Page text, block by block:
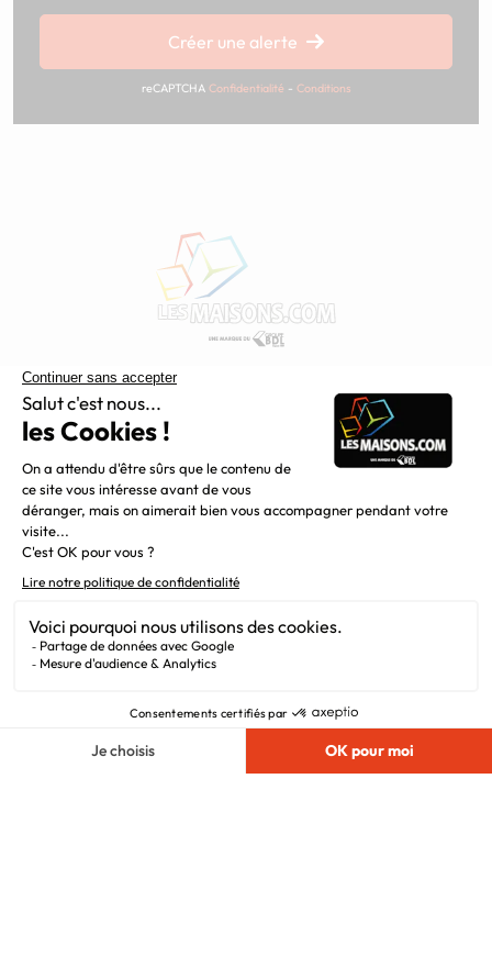
Créer une alerte
reCAPTCHA Confidentialité - Conditions
Constructeur de maisons individuelles, Maisons.com est une
filiale du Groupe BDL, leader de la construction dans le
grand nord de la France.
Liens utiles
Newsletter
Mentions légales
Plan du site